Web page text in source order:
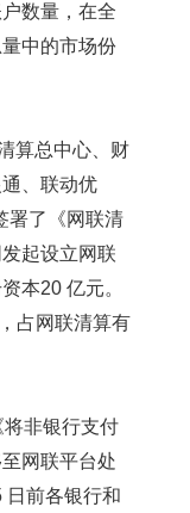
数量，在全
中的市场份
算总中心、财
、联动优
署了《网联清
起设立网联
本20 亿元。
占网联清算有
非银行支付
网联平台处
日前各银行和